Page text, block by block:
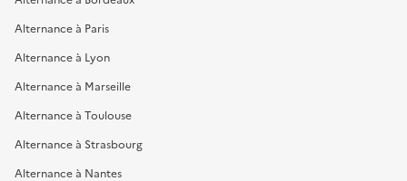
Alternance à Paris
Alternance à Lyon
Alternance à Marseille
Alternance à Toulouse
Alternance à Strasbourg
Alternance à Nantes